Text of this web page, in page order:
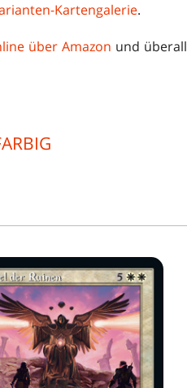
Kartengalerie.
über Amazon und überall